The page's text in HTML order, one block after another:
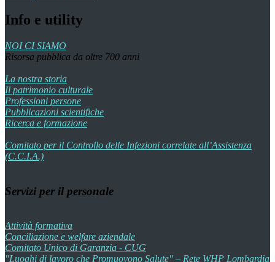
Info e utility
NOI CI SIAMO
Risorsa pubblica da oltre 700 anni
La nostra storia
Il patrimonio culturale
Professioni persone
Pubblicazioni scientifiche
Ricerca e formazione
Comitato per il Controllo delle Infezioni correlate all’Assistenza
(C.C.I.A.)
Servizi per il personale
Attività formativa
Conciliazione e welfare aziendale
Comitato Unico di Garanzia - CUG
"Luoghi di lavoro che Promuovono Salute" – Rete WHP Lombardia